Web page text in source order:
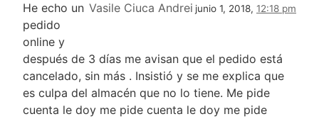
Vasile Ciuca Andrei junio 1, 2018, 12:18 pm
He echo un
pedido
online y
después de 3 días me avisan que el pedido está
cancelado, sin más . Insistió y se me explica que
es culpa del almacén que no lo tiene. Me pide
cuenta le doy me pide cuenta le doy me pide